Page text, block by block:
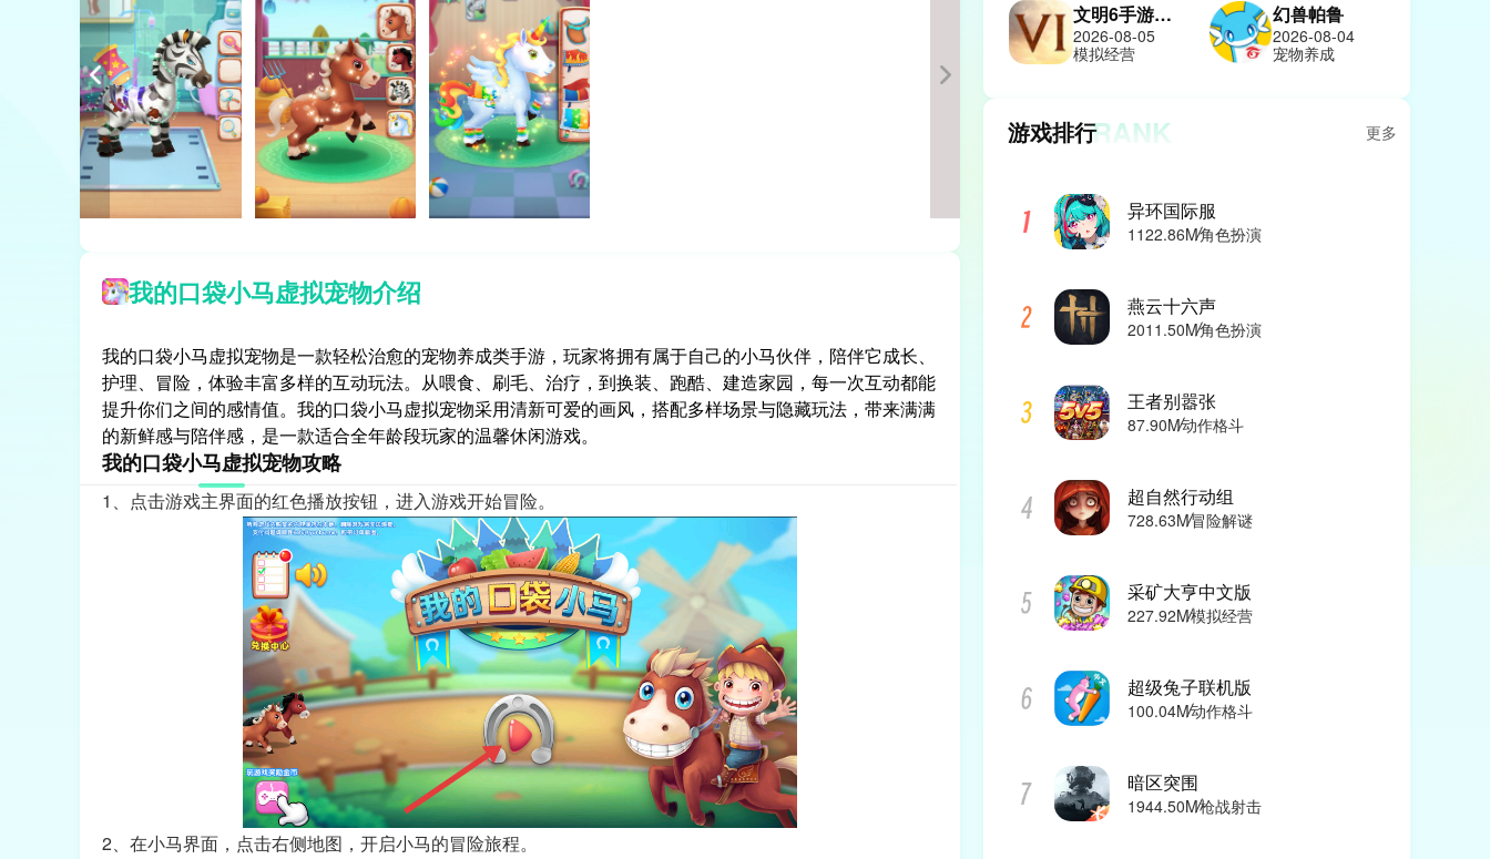
我的口袋小马虚拟宠物介绍
我的口袋小马虚拟宠物是一款轻松治愈的宠物养成类手游，玩家将拥有属于自己的小马伙伴，陪伴它成长、
护理、冒险，体验丰富多样的互动玩法。从喂食、刷毛、治疗，到换装、跑酷、建造家园，每一次互动都能
提升你们之间的感情值。我的口袋小马虚拟宠物采用清新可爱的画风，搭配多样场景与隐藏玩法，带来满满
的新鲜感与陪伴感，是一款适合全年龄段玩家的温馨休闲游戏。
我的口袋小马虚拟宠物攻略
1、点击游戏主界面的红色播放按钮，进入游戏开始冒险。
2、在小马界面，点击右侧地图，开启小马的冒险旅程。
文明6手游中文版
2026-08-05
模拟经营
幻兽帕鲁
2026-08-04
宠物养成
游戏排行RANK 更多
异环国际服
1122.86M角色扮演
燕云十六声
2011.50M角色扮演
王者别嚣张
87.90M动作格斗
超自然行动组
728.63M冒险解谜
采矿大亨中文版
227.92M模拟经营
超级兔子联机版
100.04M动作格斗
暗区突围
1944.50M枪战射击